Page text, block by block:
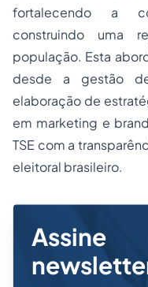
fortalecendo a
construindo uma
população. Esta
desde a gestão
elaboração de
em marketing e
TSE com a
eleitoral brasileiro.